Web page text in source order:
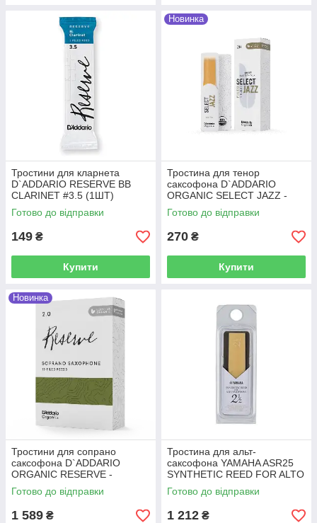
Тростини для кларнета
D`ADDARIO RESERVE BB
CLARINET #3.5 (1ШТ)
Готово до відправки
149 ₴
Купити
Новинка
Тростина для тенор
саксофона D`ADDARIO
ORGANIC SELECT JAZZ -
TENOR SAX FILED 2H - (1
ШТ)
Готово до відправки
270 ₴
Купити
Новинка
Тростини для сопрано
саксофона D`ADDARIO
ORGANIC RESERVE -
SOPRANO SAX #2.0 - 10
PACK
Готово до відправки
1 589 ₴
Тростина для альт-
саксофона YAMAHA ASR25
SYNTHETIC REED FOR ALTO
SAXOPHONE - #2.5 (1 шт)
Готово до відправки
1 212 ₴